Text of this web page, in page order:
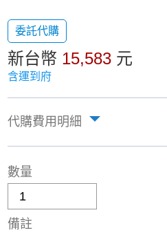
委託代購
新台幣 15,583 元
含運到府
代購費用明細
數量
備註